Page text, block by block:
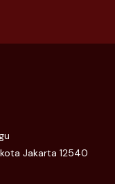
Jakarta 12540